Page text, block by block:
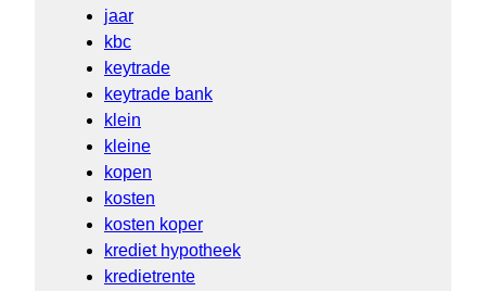
jaar
kbc
keytrade
keytrade bank
klein
kleine
kopen
kosten
kosten koper
krediet hypotheek
kredietrente